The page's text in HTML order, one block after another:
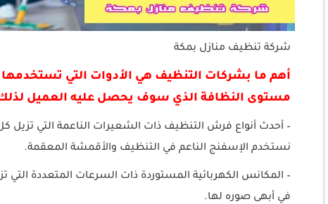
شركة تنظيف منازل بمكة
أهم ما بشركات التنظيف هي الأدوات التي
مستوى النظافة الذي سوف يحصل عليه العميل
– أحدث أنواع فرش التنظيف ذات الشعيرات الناعمة التي تزيل كل
نستخدم الإسفنج الناعم في التنظيف والأقمشة المعقمة.
– المكانس الكهربائية المستوردة ذات السرعات المتعددة
في أبهى صوره لها.